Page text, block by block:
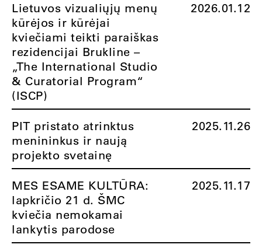
Lietuvos vizualiųjų menų
kūrėjos ir kūrėjai
kviečiami teikti paraiškas
rezidencijai Brukline –
„The International Studio
& Curatorial Program“
(ISCP)
2026.01.12
PIT pristato atrinktus
menininkus ir naują
projekto svetainę
2025.11.26
MES ESAME KULTŪRA:
lapkričio 21 d. ŠMC
kviečia nemokamai
lankytis parodose
2025.11.17